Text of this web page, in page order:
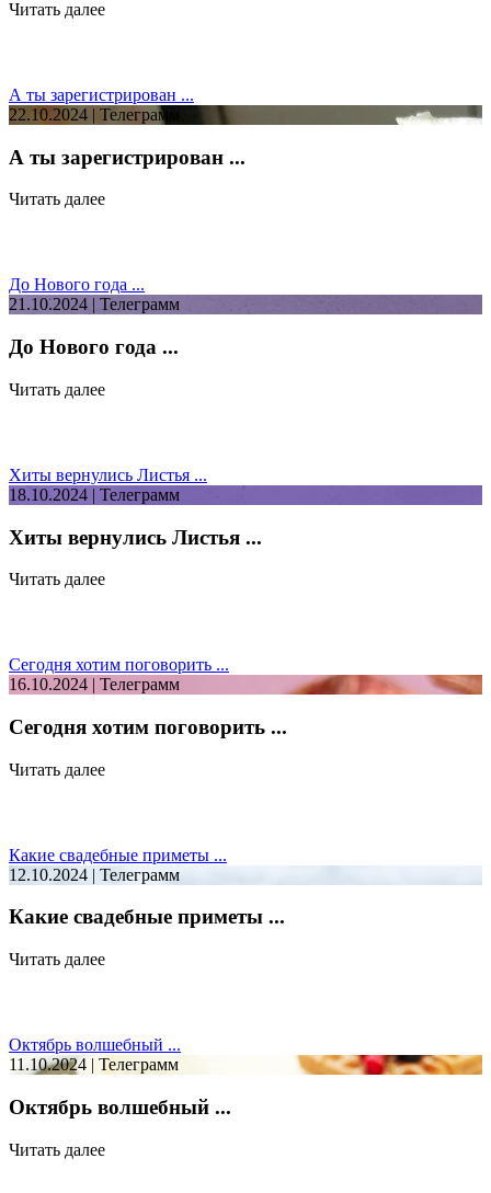
Читать далее
А ты зарегистрирован ...
22.10.2024 | Телеграмм
А ты зарегистрирован ...
Читать далее
До Нового года ...
21.10.2024 | Телеграмм
До Нового года ...
Читать далее
Хиты вернулись Листья ...
18.10.2024 | Телеграмм
Хиты вернулись Листья ...
Читать далее
Сегодня хотим поговорить ...
16.10.2024 | Телеграмм
Сегодня хотим поговорить ...
Читать далее
Какие свадебные приметы ...
12.10.2024 | Телеграмм
Какие свадебные приметы ...
Читать далее
Октябрь волшебный ...
11.10.2024 | Телеграмм
Октябрь волшебный ...
Читать далее